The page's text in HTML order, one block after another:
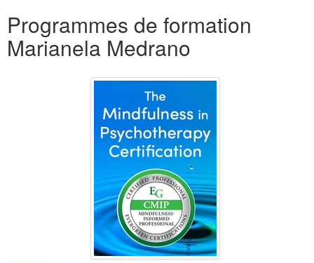
Programmes de formation
Marianela Medrano